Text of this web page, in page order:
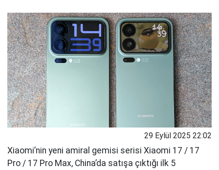
29 Eylül 2025 22:02
Xiaomi’nin yeni amiral gemisi serisi Xiaomi 17 / 17
Pro / 17 Pro Max, China’da satışa çıktığı ilk 5